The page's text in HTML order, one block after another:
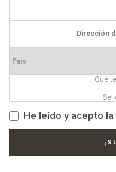
He leído y acepto la